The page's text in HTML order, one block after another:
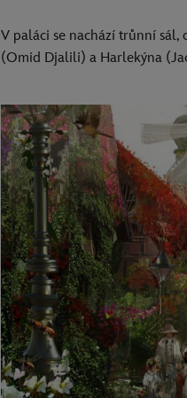
V paláci se nachází trůnní
(Omid Djalili) a Harlekýna